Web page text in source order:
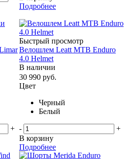
Подробнее
+
Быстрый просмотр
Велошлем Leatt MTB Enduro
4.0 Helmet
В наличии
30 990 руб.
Цвет
Черный
Белый
-
+
В корзину
Подробнее